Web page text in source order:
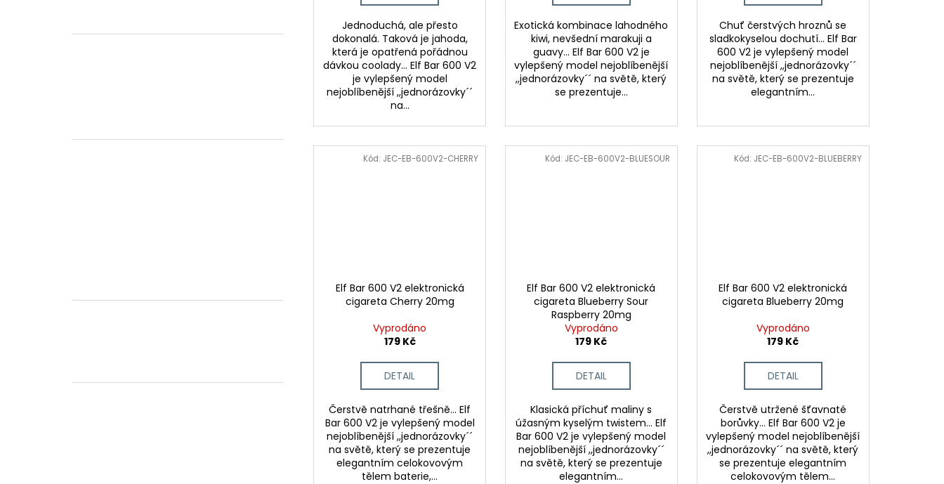
Jednoduchá, ale přesto
dokonalá. Taková je jahoda,
která je opatřená pořádnou
dávkou coolady... Elf Bar 600 V2
je vylepšený model
nejoblíbenější ,,jednorázovky´´
na...
Exotická kombinace lahodného
kiwi, nevšední marakuji a
guavy... Elf Bar 600 V2 je
vylepšený model nejoblíbenější
,,jednorázovky´´ na světě, který
se prezentuje...
Chuť čerstvých hroznů se
sladkokyselou dochutí... Elf Bar
600 V2 je vylepšený model
nejoblíbenější ,,jednorázovky´´
na světě, který se prezentuje
elegantním...
Elf Bar 600 V2 elektronická
cigareta Cherry 20mg
Vyprodáno
179 Kč
DETAIL
Čerstvě natrhané třešně... Elf
Bar 600 V2 je vylepšený model
nejoblíbenější ,,jednorázovky´´
na světě, který se prezentuje
elegantním celokovovým
tělem baterie,...
Kód: JEC-EB-600V2-CHERRY
Elf Bar 600 V2 elektronická
cigareta Blueberry Sour
Raspberry 20mg
Vyprodáno
179 Kč
DETAIL
Klasická příchuť maliny s
úžasným kyselým twistem... Elf
Bar 600 V2 je vylepšený model
nejoblíbenější ,,jednorázovky´´
na světě, který se prezentuje
elegantním...
Kód: JEC-EB-600V2-BLUESOUR
Elf Bar 600 V2 elektronická
cigareta Blueberry 20mg
Vyprodáno
179 Kč
DETAIL
Čerstvě utržené šťavnaté
borůvky... Elf Bar 600 V2 je
vylepšený model nejoblíbenější
,,jednorázovky´´ na světě, který
se prezentuje elegantním
celokovovým tělem...
Kód: JEC-EB-600V2-BLUEBERRY